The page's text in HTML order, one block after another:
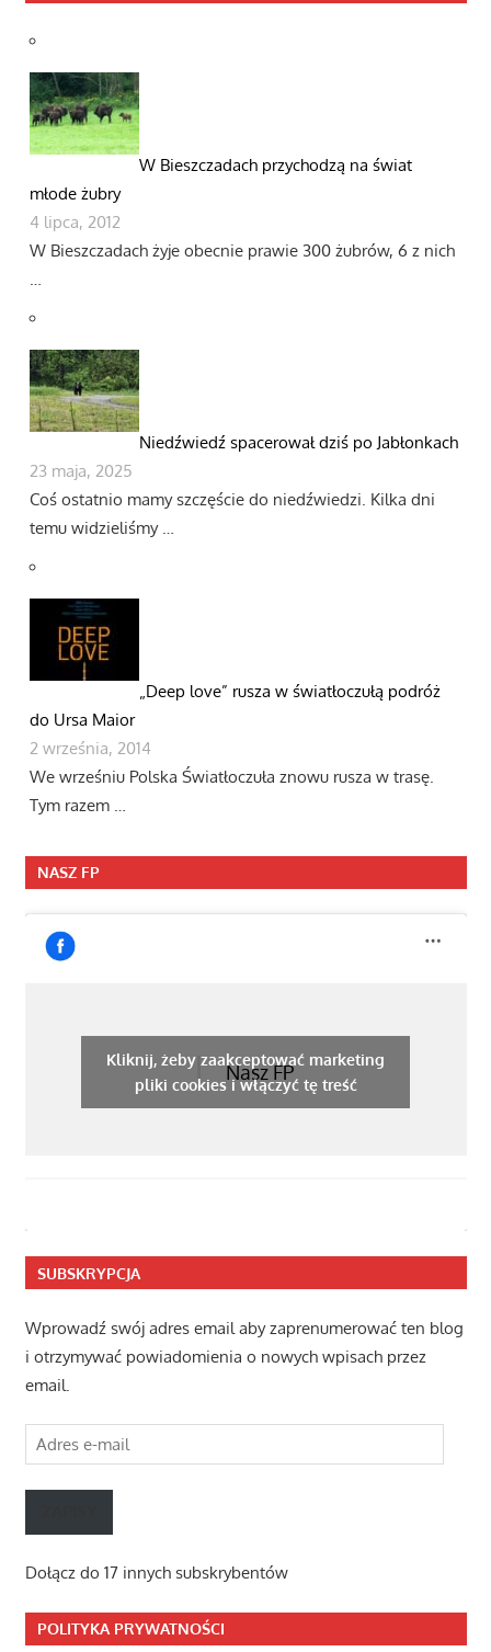
W Bieszczadach przychodzą na świat
młode żubry
4 lipca, 2012
W Bieszczadach żyje obecnie prawie 300 żubrów, 6 z nich
…
Niedźwiedź spacerował dziś po Jabłonkach
23 maja, 2025
Coś ostatnio mamy szczęście do niedźwiedzi. Kilka dni
temu widzieliśmy …
„Deep love” rusza w światłoczułą podróż
do Ursa Maior
2 września, 2014
We wrześniu Polska Światłoczuła znowu rusza w trasę.
Tym razem …
NASZ FP
Nasz FP
Kliknij, żeby zaakceptować marketing
pliki cookies i włączyć tę treść
SUBSKRYPCJA
Wprowadź swój adres email aby zaprenumerować ten blog
i otrzymywać powiadomienia o nowych wpisach przez
email.
Adres
e-
mail
Dołącz do 17 innych subskrybentów
POLITYKA PRYWATNOŚCI